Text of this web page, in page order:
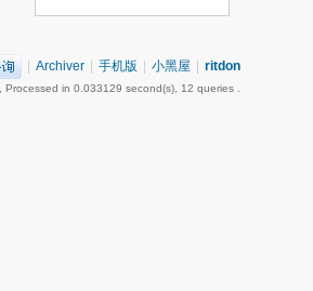
| Archiver | 手机版 | 小黑屋 | ritdon
, Processed in 0.033129 second(s), 12 queries .